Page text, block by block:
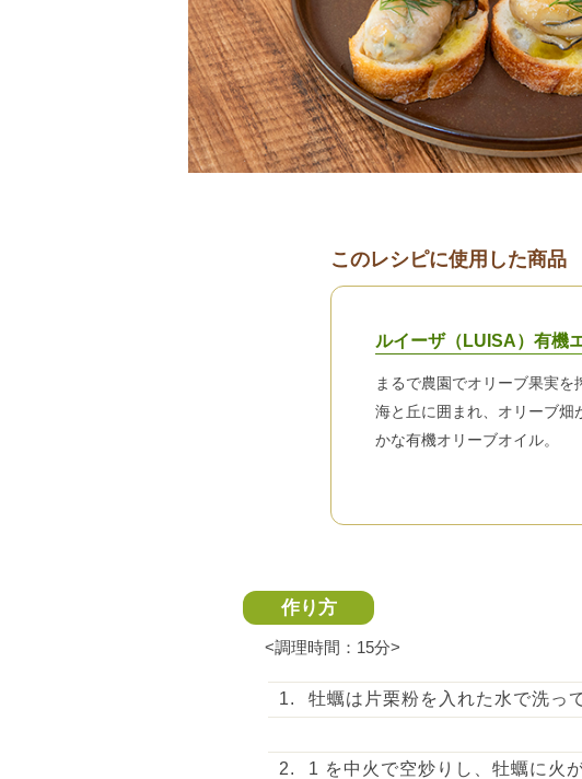
このレシピに使用した商品
ルイーザ（LUISA）有機
まるで農園でオリーブ果実を
海と丘に囲まれ、オリーブ畑
かな有機オリーブオイル。
作り方
<調理時間：15分>
牡蠣は片栗粉を入れた水で洗っ
1 を中火で空炒りし、牡蠣に火